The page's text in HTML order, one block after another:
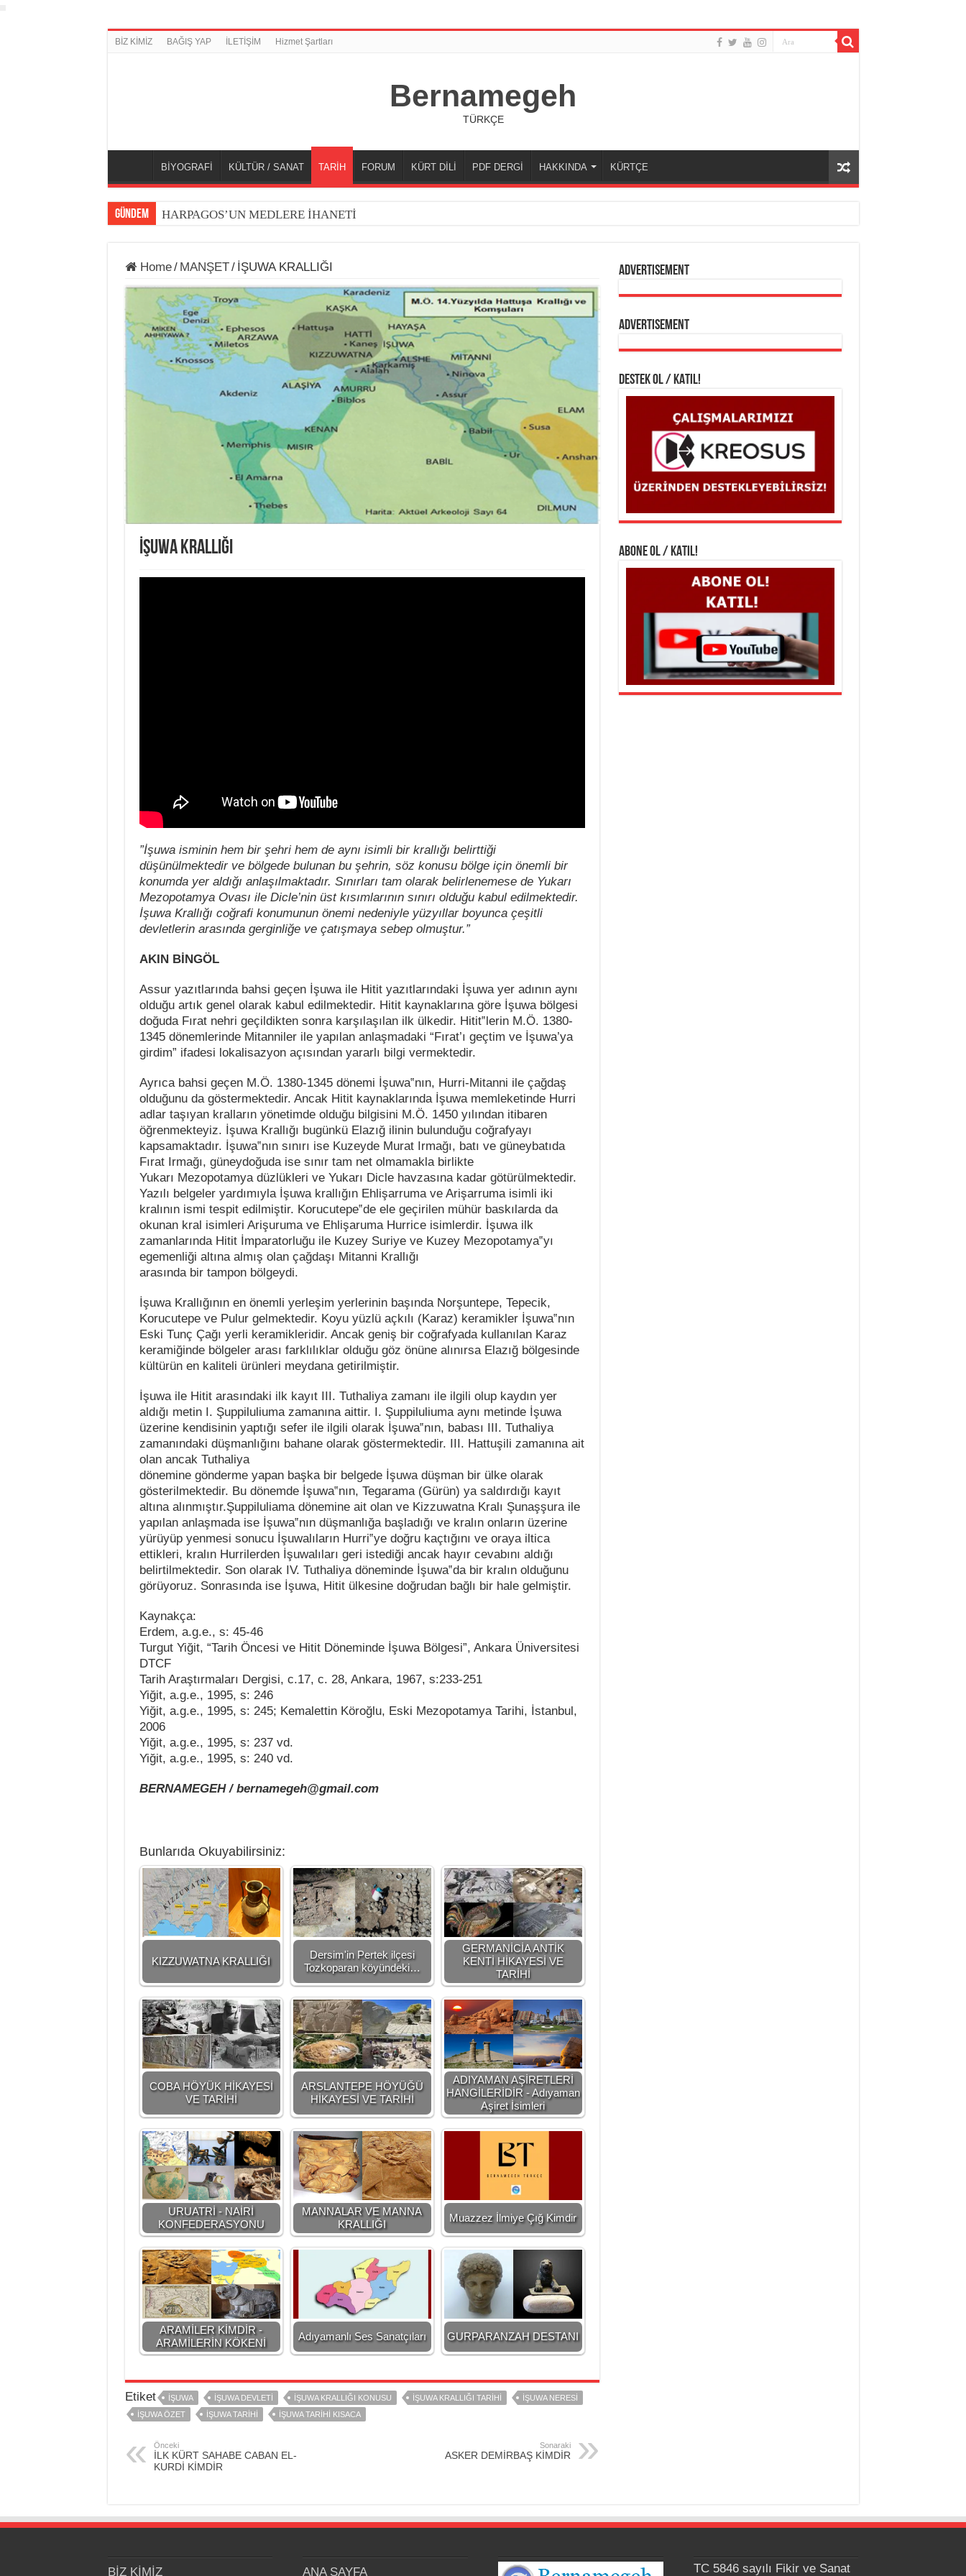
BİZ KİMİZ BAĞIŞ YAP İLETİŞİM Hizmet Şartları
Bernamegeh
TÜRKÇE
BİYOGRAFİ KÜLTÜR / SANAT TARİH FORUM KÜRT DİLİ PDF DERGİ HAKKINDA KÜRTÇE
GÜNDEM HARPAGOS’UN MEDLERE İHANETİ
Home/ MANŞET/ İŞUWA KRALLIĞI
İŞUWA KRALLIĞI
”İşuwa isminin hem bir şehri hem de aynı isimli bir krallığı belirttiği
düşünülmektedir ve bölgede bulunan bu şehrin, söz konusu bölge için önemli bir
konumda yer aldığı anlaşılmaktadır. Sınırları tam olarak belirlenemese de Yukarı
Mezopotamya Ovası ile Dicle’nin üst kısımlarının sınırı olduğu kabul edilmektedir.
İşuwa Krallığı coğrafi konumunun önemi nedeniyle yüzyıllar boyunca çeşitli
devletlerin arasında gerginliğe ve çatışmaya sebep olmuştur.”
AKIN BİNGÖL
Assur yazıtlarında bahsi geçen İşuwa ile Hitit yazıtlarındaki İşuwa yer adının aynı
olduğu artık genel olarak kabul edilmektedir. Hitit kaynaklarına göre İşuwa bölgesi
doğuda Fırat nehri geçildikten sonra karşılaşılan ilk ülkedir. Hitit‟lerin M.Ö. 1380-
1345 dönemlerinde Mitanniler ile yapılan anlaşmadaki “Fırat’ı geçtim ve İşuwa’ya
girdim” ifadesi lokalisazyon açısından yararlı bilgi vermektedir.
Ayrıca bahsi geçen M.Ö. 1380-1345 dönemi İşuwa‟nın, Hurri-Mitanni ile çağdaş
olduğunu da göstermektedir. Ancak Hitit kaynaklarında İşuwa memleketinde Hurri
adlar taşıyan kralların yönetimde olduğu bilgisini M.Ö. 1450 yılından itibaren
öğrenmekteyiz. İşuwa Krallığı bugünkü Elazığ ilinin bulunduğu coğrafyayı
kapsamaktadır. İşuwa‟nın sınırı ise Kuzeyde Murat Irmağı, batı ve güneybatıda
Fırat Irmağı, güneydoğuda ise sınır tam net olmamakla birlikte
Yukarı Mezopotamya düzlükleri ve Yukarı Dicle havzasına kadar götürülmektedir.
Yazılı belgeler yardımıyla İşuwa krallığın Ehlişarruma ve Arişarruma isimli iki
kralının ismi tespit edilmiştir. Korucutepe‟de ele geçirilen mühür baskılarda da
okunan kral isimleri Arişuruma ve Ehlişaruma Hurrice isimlerdir. İşuwa ilk
zamanlarında Hitit İmparatorluğu ile Kuzey Suriye ve Kuzey Mezopotamya‟yı
egemenliği altına almış olan çağdaşı Mitanni Krallığı
arasında bir tampon bölgeydi.
İşuwa Krallığının en önemli yerleşim yerlerinin başında Norşuntepe, Tepecik,
Korucutepe ve Pulur gelmektedir. Koyu yüzlü açkılı (Karaz) keramikler İşuwa‟nın
Eski Tunç Çağı yerli keramikleridir. Ancak geniş bir coğrafyada kullanılan Karaz
keramiğinde bölgeler arası farklılıklar olduğu göz önüne alınırsa Elazığ bölgesinde
kültürün en kaliteli ürünleri meydana getirilmiştir.
İşuwa ile Hitit arasındaki ilk kayıt III. Tuthaliya zamanı ile ilgili olup kaydın yer
aldığı metin I. Şuppiluliuma zamanına aittir. I. Şuppiluliuma aynı metinde İşuwa
üzerine kendisinin yaptığı sefer ile ilgili olarak İşuwa‟nın, babası III. Tuthaliya
zamanındaki düşmanlığını bahane olarak göstermektedir. III. Hattuşili zamanına ait
olan ancak Tuthaliya
dönemine gönderme yapan başka bir belgede İşuwa düşman bir ülke olarak
gösterilmektedir. Bu dönemde İşuwa‟nın, Tegarama (Gürün) ya saldırdığı kayıt
altına alınmıştır.Şuppiluliama dönemine ait olan ve Kizzuwatna Kralı Şunaşşura ile
yapılan anlaşmada ise İşuwa‟nın düşmanlığa başladığı ve kralın onların üzerine
yürüyüp yenmesi sonucu İşuwalıların Hurri‟ye doğru kaçtığını ve oraya iltica
ettikleri, kralın Hurrilerden İşuwalıları geri istediği ancak hayır cevabını aldığı
belirtilmektedir. Son olarak IV. Tuthaliya döneminde İşuwa‟da bir kralın olduğunu
görüyoruz. Sonrasında ise İşuwa, Hitit ülkesine doğrudan bağlı bir hale gelmiştir.
Kaynakça:
Erdem, a.g.e., s: 45-46
Turgut Yiğit, “Tarih Öncesi ve Hitit Döneminde İşuwa Bölgesi”, Ankara Üniversitesi
DTCF
Tarih Araştırmaları Dergisi, c.17, c. 28, Ankara, 1967, s:233-251
Yiğit, a.g.e., 1995, s: 246
Yiğit, a.g.e., 1995, s: 245; Kemalettin Köroğlu, Eski Mezopotamya Tarihi, İstanbul,
2006
Yiğit, a.g.e., 1995, s: 237 vd.
Yiğit, a.g.e., 1995, s: 240 vd.
BERNAMEGEH / bernamegeh@gmail.com
Bunlarıda Okuyabilirsiniz:
KIZZUWATNA KRALLIĞI
Dersim'in Pertek ilçesi
Tozkoparan köyündeki…
GERMANİCİA ANTİK
KENTİ HİKAYESİ VE
TARİHİ
COBA HÖYÜK HİKAYESİ
VE TARİHİ
ARSLANTEPE HÖYÜĞÜ
HİKAYESİ VE TARİHİ
ADIYAMAN AŞİRETLERİ
HANGİLERİDİR - Adıyaman
Aşiret İsimleri
URUATRİ - NAİRİ
KONFEDERASYONU
MANNALAR VE MANNA
KRALLIĞI
Muazzez İlmiye Çığ Kimdir
ARAMİLER KİMDİR -
ARAMİLERİN KÖKENİ
Adıyamanlı Ses Sanatçıları GURPARANZAH DESTANI
Etiket İŞUWA İŞUWA DEVLETİ İŞUWA KRALLIĞI KONUSU İŞUWA KRALLIĞI TARİHİ
İŞUWA NERESİ
İŞUWA ÖZET
İŞUWA TARİHİ İŞUWA TARİHİ KISACA
Önceki
İLK KÜRT SAHABE CABAN EL-
KURDİ KİMDİR
Sonaraki
ASKER DEMİRBAŞ KİMDİR
Advertisement
Advertisement
DESTEK OL / KATIL!
ABONE OL / KATIL!
BİZ KİMİZ ANA SAYFA TC 5846 sayılı Fikir ve Sanat